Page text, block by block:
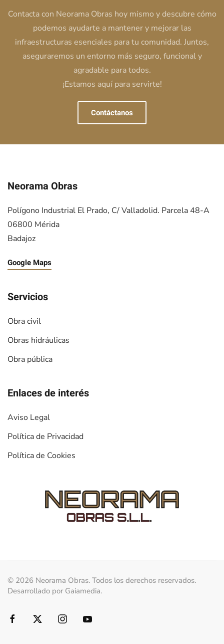
Contacta con Neorama Obras hoy mismo y descubre cómo
podemos ayudarte a mantener y mejorar las
infraestructuras esenciales para tu comunidad. Juntos,
aseguraremos un entorno más seguro, funcional y
agradable para todos.
¡Estamos aquí para servirte!
Contáctanos
Neorama Obras
Polígono Industrial El Prado, C/ Valladolid. Parcela 48-A
06800 Mérida
Badajoz
Google Maps
Servicios
Obra civil
Obras hidráulicas
Obra pública
Enlaces de interés
Aviso Legal
Política de Privacidad
Política de Cookies
© 2026 Neorama Obras. Todos los derechos reservados.
Desarrollado por Gaiamedia.